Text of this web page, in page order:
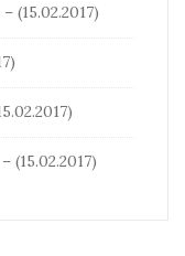
(15.02.2017)